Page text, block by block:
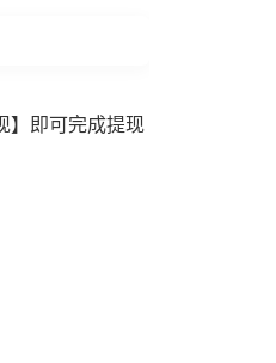
】即可完成提现